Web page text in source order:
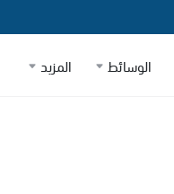
الوسائط المزيد